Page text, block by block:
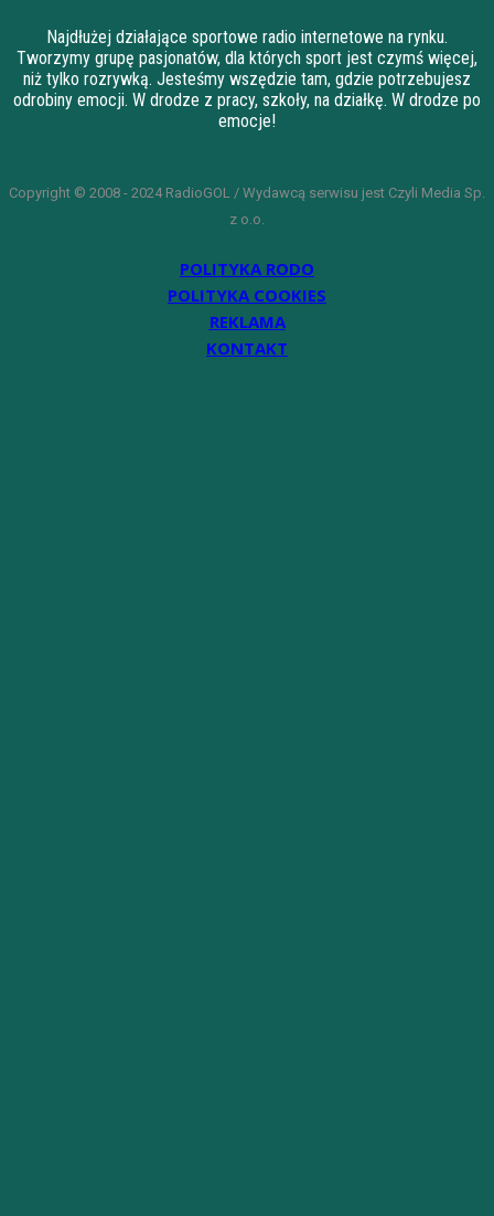
Najdłużej działające sportowe radio internetowe na rynku.
Tworzymy grupę pasjonatów, dla których sport jest czymś więcej,
niż tylko rozrywką. Jesteśmy wszędzie tam, gdzie potrzebujesz
odrobiny emocji. W drodze z pracy, szkoły, na działkę. W drodze po
emocje!
Copyright © 2008 - 2024 RadioGOL / Wydawcą serwisu jest Czyli Media Sp.
z o.o.
POLITYKA RODO
POLITYKA COOKIES
REKLAMA
KONTAKT